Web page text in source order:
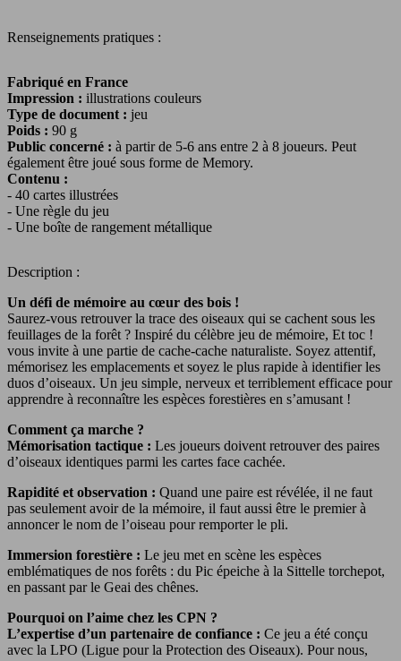
!
de
la
forêt
Renseignements pratiques :
Fabriqué en France
Impression : illustrations couleurs
Type de document : jeu
Poids : 90 g
Public concerné : à partir de 5-6 ans entre 2 à 8 joueurs. Peut
également être joué sous forme de Memory.
Contenu :
- 40 cartes illustrées
- Une règle du jeu
- Une boîte de rangement métallique
Description :
Un défi de mémoire au cœur des bois !
Saurez-vous retrouver la trace des oiseaux qui se cachent sous les
feuillages de la forêt ? Inspiré du célèbre jeu de mémoire, Et toc !
vous invite à une partie de cache-cache naturaliste. Soyez attentif,
mémorisez les emplacements et soyez le plus rapide à identifier les
duos d’oiseaux. Un jeu simple, nerveux et terriblement efficace pour
apprendre à reconnaître les espèces forestières en s’amusant !
Comment ça marche ?
Mémorisation tactique : Les joueurs doivent retrouver des paires
d’oiseaux identiques parmi les cartes face cachée.
Rapidité et observation : Quand une paire est révélée, il ne faut
pas seulement avoir de la mémoire, il faut aussi être le premier à
annoncer le nom de l’oiseau pour remporter le pli.
Immersion forestière : Le jeu met en scène les espèces
emblématiques de nos forêts : du Pic épeiche à la Sittelle torchepot,
en passant par le Geai des chênes.
Pourquoi on l’aime chez les CPN ?
L’expertise d’un partenaire de confiance : Ce jeu a été conçu
avec la LPO (Ligue pour la Protection des Oiseaux). Pour nous,